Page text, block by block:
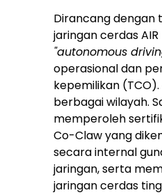
Dirancang dengan
jaringan cerdas
"autonomous
operasional dan
kepemilikan
berbagai wilayah.
memperoleh
Co-Claw yang
secara internal
jaringan, serta
jaringan cerdas